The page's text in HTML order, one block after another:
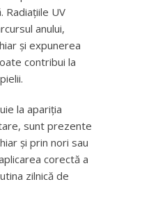
Radiațiile UV
anului,
și expunerea
contribui la
la apariția
sunt prezente
și prin nori sau
corectă a
zilnică de